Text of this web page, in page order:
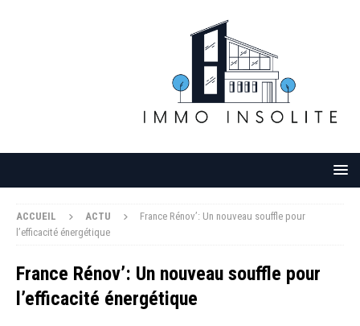
ACCUEIL ACTU
France Rénov’: Un nouveau souffle pour
l’efficacité énergétique
France Rénov’: Un nouveau souffle pour
l’efficacité énergétique